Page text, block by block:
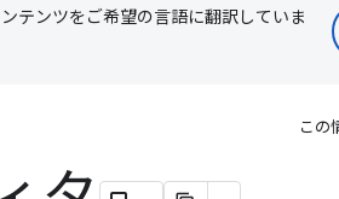
テンツをご希望の言語に翻訳していま
この